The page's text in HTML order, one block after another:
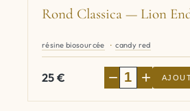
Rond Classica — Lion
résine biosourcée candy red
25€ − +